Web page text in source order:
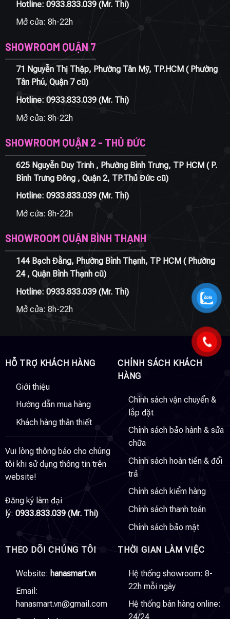
Hotline: 0933.833.039(Mr. Thi)
Mở cửa: 8h-22h
SHOWROOM QUẬN 7
71 Nguyễn Thị Thập, Phường Tân Mỹ, TP.HCM ( Phường
Tân Phú, Quận 7 cũ)
Hotline: 0933.833.039(Mr. Thi)
Mở cửa: 8h-22h
SHOWROOM QUẬN 2 - THỦ ĐỨC
625 Nguyễn Duy Trinh , Phường Bình Trưng, TP HCM ( P.
Bình Trưng Đông , Quận 2, TP.Thủ Đức cũ)
Hotline: 0933.833.039(Mr. Thi)
Mở cửa: 8h-22h
SHOWROOM QUẬN BÌNH THẠNH
144 Bạch Đằng, Phường Bình Thạnh, TP HCM ( Phường
24 , Quận Bình Thạnh cũ)
Hotline: 0933.833.039(Mr. Thi)
Mở cửa: 8h-22h
HỖ TRỢ KHÁCH HÀNG
Giới thiệu
Hướng dẫn mua hàng
Khách hàng thân thiết
Vui lòng thông báo cho chúng
tôi khi sử dụng thông tin trên
website!
Đăng ký làm đại
lý: 0933.833.039 (Mr. Thi)
CHÍNH SÁCH KHÁCH
HÀNG
Chính sách vận chuyển &
lắp đặt
Chính sách bảo hành & sửa
chữa
Chính sách hoàn tiền & đổi
trả
Chính sách kiểm hàng
Chính sách thanh toán
Chính sách bảo mật
THEO DÕI CHÚNG TÔI
Website: hanasmart.vn
Email:
hanasmart.vn@gmail.com
THỜI GIAN LÀM VIỆC
Hệ thống showroom: 8-
22h mỗi ngày
Hệ thống bán hàng online:
24/24